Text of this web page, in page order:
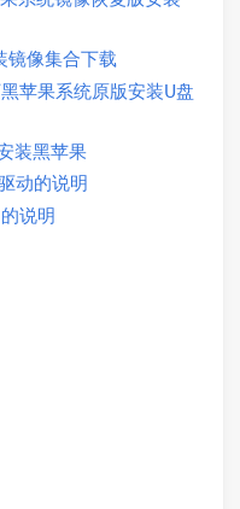
镜像集合下载
苹果系统原版安装U盘
装黑苹果
动的说明
说明